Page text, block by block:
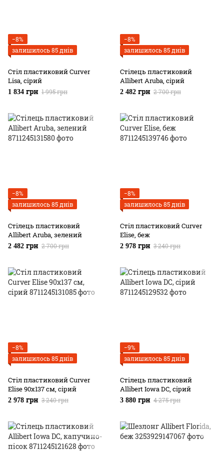
−8%
залишилось 85 днів
Стіл пластиковий Curver
Lisa, сірий
1 834 грн 1 995 грн
−8%
залишилось 85 днів
Стілець пластиковий
Allibert Aruba, сірий
2 482 грн 2 700 грн
−8%
залишилось 85 днів
Стілець пластиковий
Allibert Aruba, зелений
2 482 грн 2 700 грн
−8%
залишилось 85 днів
Стіл пластиковий Curver
Elise, беж
2 978 грн 3 240 грн
−8%
залишилось 85 днів
Стіл пластиковий Curver
Elise 90x137 см, сірий
2 978 грн 3 240 грн
−9%
залишилось 85 днів
Стілець пластиковий
Allibert Iowa DC, сірий
3 880 грн 4 275 грн